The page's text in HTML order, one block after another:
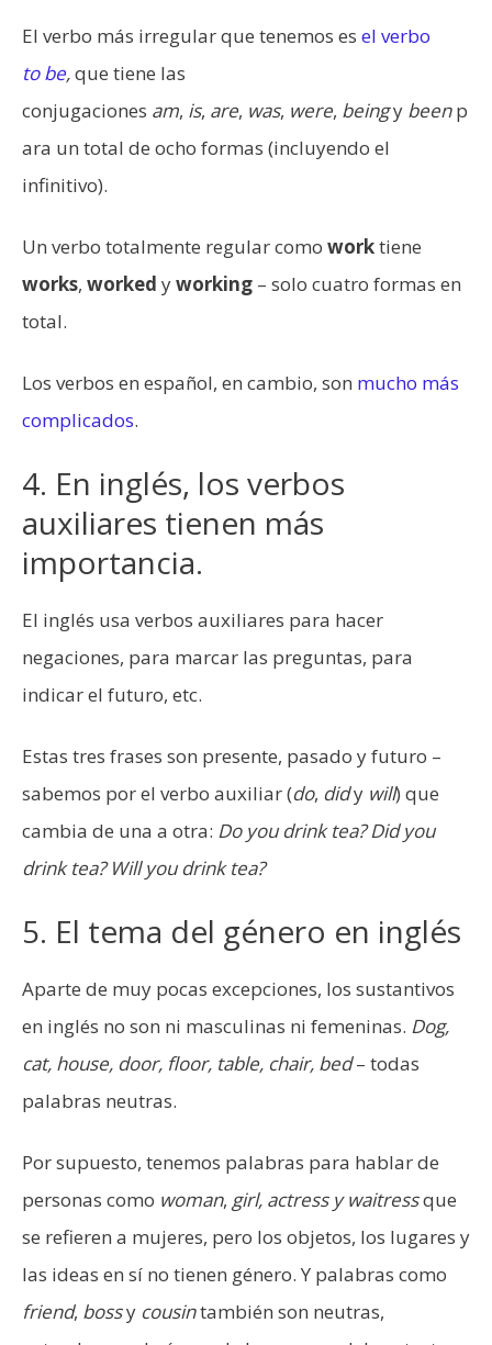
El verbo más irregular que tenemos es el verbo
to be,que tiene las
conjugaciones am, is, are, was, were, beingy beenp
ara un total de ocho formas (incluyendo el
infinitivo).
Un verbo totalmente regular como worktiene
works, worked yworking – solo cuatro formas en
total.
Los verbos en español, en cambio, son mucho más
complicados.
4. En inglés, los verbos
auxiliares tienen más
importancia.
El inglés usa verbos auxiliares para hacer
negaciones, para marcar las preguntas, para
indicar el futuro, etc.
Estas tres frases son presente, pasado y futuro –
sabemos por el verbo auxiliar (do, didy will) que
cambia de una a otra: Do you drink tea? Did you
drink tea? Will you drink tea?
5. El tema del género en inglés
Aparte de muy pocas excepciones, los sustantivos
en inglés no son ni masculinas ni femeninas. Dog,
cat, house, door, floor, table, chair, bed– todas
palabras neutras.
Por supuesto, tenemos palabras para hablar de
personas como woman, girl, actress y waitressque
se refieren a mujeres, pero los objetos, los lugares y
las ideas en sí no tienen género. Y palabras como
friend, bossy cousintambién son neutras,